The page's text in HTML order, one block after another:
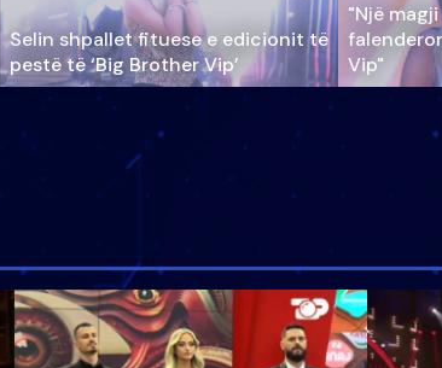
Selin shpallet fituese e edicionit të
pestë të ‘Big Brother Vip’
"Një
Vip"